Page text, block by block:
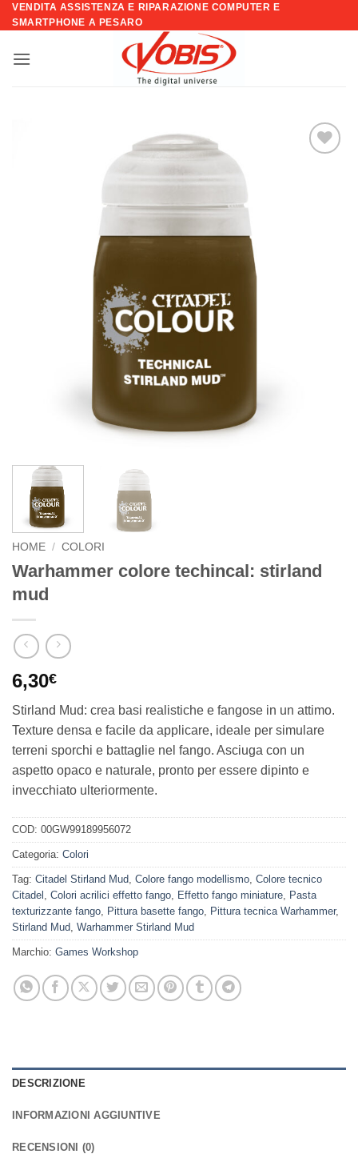
Salta
ai
VENDITA ASSISTENZA E RIPARAZIONE COMPUTER E
SMARTPHONE A PESARO
HOME / COLORI
Warhammer colore techincal: stirland
mud
6,30€
Stirland Mud: crea basi realistiche e fangose in un attimo.
Texture densa e facile da applicare, ideale per simulare
terreni sporchi e battaglie nel fango. Asciuga con un
aspetto opaco e naturale, pronto per essere dipinto e
invecchiato ulteriormente.
COD: 00GW99189956072
Categoria: Colori
Tag: Citadel Stirland Mud, Colore fango modellismo, Colore tecnico
Citadel , Colori acrilici effetto fango, Effetto fango miniature, Pasta
texturizzante fango, Pittura basette fango, Pittura tecnica Warhammer,
Stirland Mud, Warhammer Stirland Mud
Marchio: Games Workshop
DESCRIZIONE
INFORMAZIONI AGGIUNTIVE
RECENSIONI (0)